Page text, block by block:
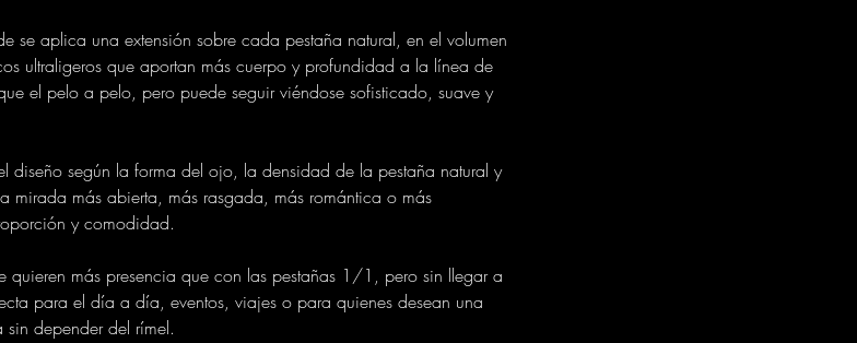
aplica una extensión sobre cada pestaña natural, en el volumen
ultraligeros que aportan más cuerpo y profundidad a la línea de
el pelo a pelo, pero puede seguir viéndose sofisticado, suave y
diseño según la forma del ojo, la densidad de la pestaña natural y
mirada más abierta, más rasgada, más romántica o más
y comodidad.
quieren más presencia que con las pestañas 1/1, pero sin llegar a
para el día a día, eventos, viajes o para quienes desean una
depender del rímel.